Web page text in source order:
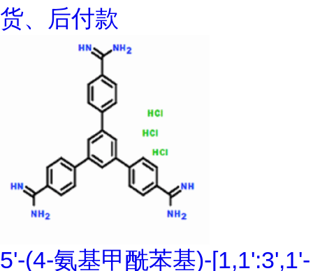
货、后付款
5'-(4-氨基甲酰苯基)-[1,1':3',1'-